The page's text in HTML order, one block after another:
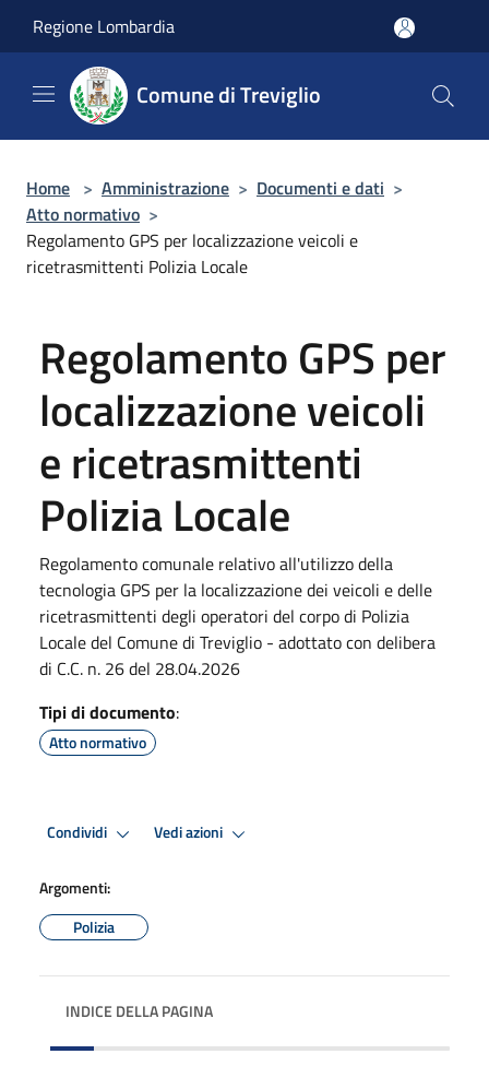
Regione Lombardia
Comune di Treviglio
Home > Amministrazione > Documenti e dati >
Atto normativo >
Regolamento GPS per localizzazione veicoli e
ricetrasmittenti Polizia Locale
Regolamento GPS per
localizzazione veicoli
e ricetrasmittenti
Polizia Locale
Regolamento comunale relativo all'utilizzo della
tecnologia GPS per la localizzazione dei veicoli e delle
ricetrasmittenti degli operatori del corpo di Polizia
Locale del Comune di Treviglio - adottato con delibera
di C.C. n. 26 del 28.04.2026
Tipi di documento:
Atto normativo
Condividi Vedi azioni
Argomenti:
Polizia
INDICE DELLA PAGINA